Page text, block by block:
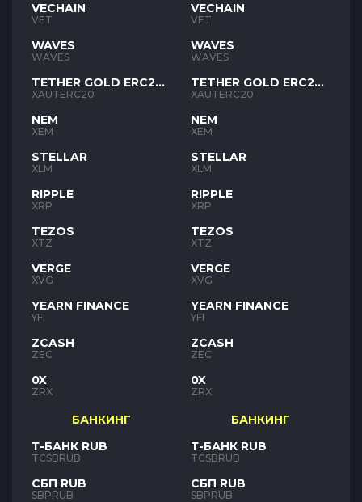
VECHAIN
VET
WAVES
WAVES
TETHER GOLD ERC20
XAUT
XAUTERC20
NEM
XEM
STELLAR
XLM
RIPPLE
XRP
TEZOS
XTZ
VERGE
XVG
YEARN FINANCE
YFI
ZCASH
ZEC
0X
ZRX
БАНКИНГ
Т-БАНК RUB
TCSBRUB
СБП RUB
SBPRUB
VECHAIN
VET
WAVES
WAVES
TETHER GOLD ERC20
XAUT
XAUTERC20
NEM
XEM
STELLAR
XLM
RIPPLE
XRP
TEZOS
XTZ
VERGE
XVG
YEARN FINANCE
YFI
ZCASH
ZEC
0X
ZRX
БАНКИНГ
Т-БАНК RUB
TCSBRUB
СБП RUB
SBPRUB